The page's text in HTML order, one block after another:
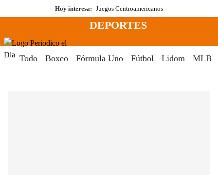
al
Hoy interesa: Juegos Centroamericanos
Menú
DEPORTES
Todo Boxeo Fórmula Uno Fútbol Lidom MLB